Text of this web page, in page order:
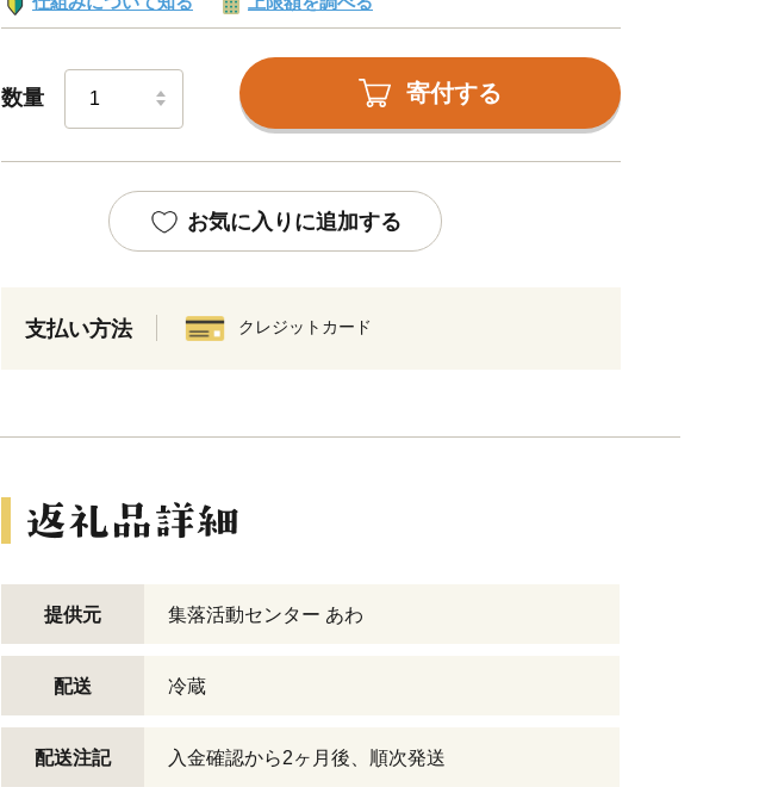
数量 寄付する
お気に入りに追加する
支払い方法 クレジットカード
提供元 集落活動センター あわ
配送 冷蔵
配送注記 入金確認から2ヶ月後、順次発送